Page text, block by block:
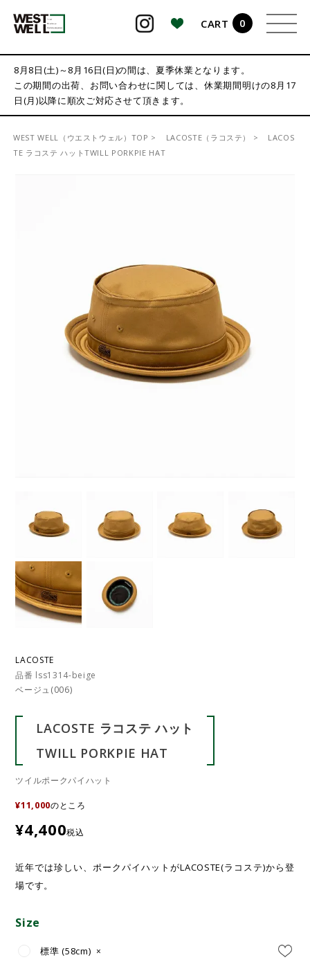
CART
0
8月8日(土)～8月16日(日)の間は、夏季休業となります。
この期間の出荷、お問い合わせに関しては、休業期間明けの8月17
日(月)以降に順次ご対応させて頂きます。
WEST WELL（ウエストウェル）TOP LACOSTE（ラコステ）
LACOS
TE ラコステ ハットTWILL PORKPIE HAT
LACOSTE
品番 lss1314-beige
ベージュ(006)
LACOSTE ラコステ ハット
TWILL PORKPIE HAT
ツイルポークパイハット
¥11,000のところ
¥4,400税込
近年では珍しい、ポークパイハットがLACOSTE(ラコステ)から登
場です。
Size
標準 (58cm) ×